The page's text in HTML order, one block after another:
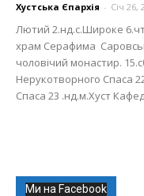
Хустська Єпархія - Січ 26,
Лютий 2.нд.с.Широке
храм Серафима
чоловічий монастир.
Нерукотворного Спаса
Спаса 23 .нд.м.Хуст
Ми на Facebook